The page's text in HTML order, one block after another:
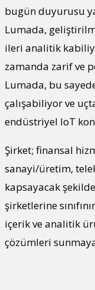
bugün duyurusu
Lumada,
ileri analitik
zamanda zarif ve
Lumada, bu
çalışabiliyor ve
endüstriyel IoT
Şirket; finansal
sanayi/üretim,
kapsayacak
şirketlerine
içerik ve analitik
çözümleri